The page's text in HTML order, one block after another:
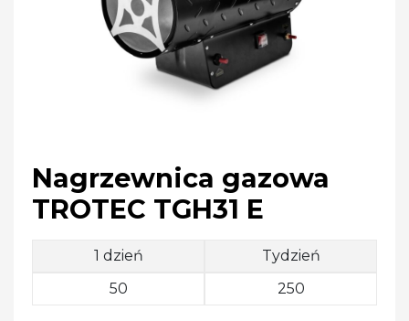
Nagrzewnica gazowa
TROTEC TGH31 E
1 dzień
Tydzień
50
250